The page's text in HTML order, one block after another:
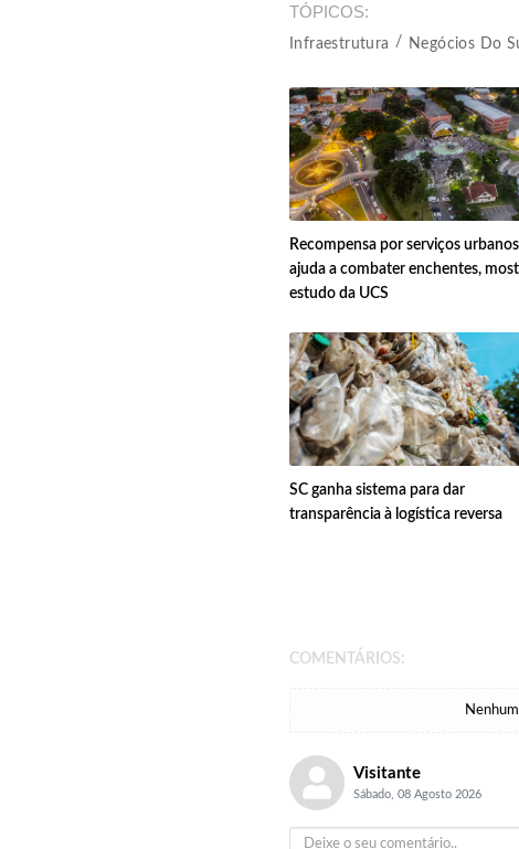
TÓPICOS
Infraestrutura Negócios Do
Recompensa por serviços urbanos
ajuda a combater enchentes,
estudo da UCS
SC ganha sistema para dar
transparência à logística reversa
COMENTÁRIOS:
Visitante
Sábado, 08 Agosto 2026